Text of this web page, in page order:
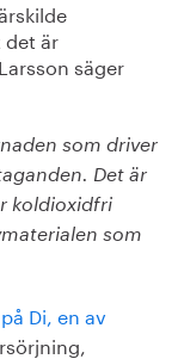
det är
säger
som driver
Det är
koldioxidfri
som
Di, en av